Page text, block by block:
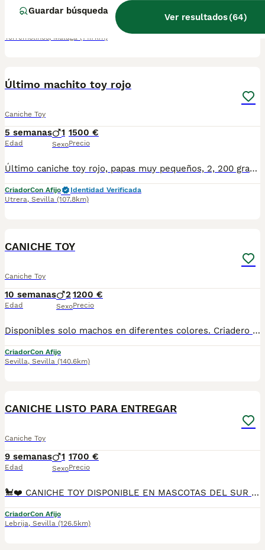
Guardar búsqueda
Ver resultados(64)
Torremolinos, Málaga (14.7km)
Último machito toy rojo
Caniche Toy
5 semanas
Edad
1
Sexo
1500 €
Precio
Último caniche toy rojo, papas muy pequeños, 2, 200 gramos. Se entregaría con 60 dias, vacunas acordes a la edad de entrega, desparacitaciones, cartilla y revisión veterinaria antes de la entrega del cachorro. Se puede venir a ver sin compromiso, sociabilizados y criados en ambiente familiar. 65 22 44 301
CriadorCon Afijo
Identidad Verificada
Utrera, Sevilla (107.8km)
CANICHE TOY
Caniche Toy
10 semanas
Edad
2
Sexo
1200 €
Precio
Disponibles solo machos en diferentes colores. Criadero particular especializado en la raza. Más información 673 011 600 Posibilidad de envio a la peninsula Pvp desde 1.200€ Excelente calidad, pelaje, tamaño toy.
CriadorCon Afijo
Sevilla, Sevilla (140.6km)
CANICHE LISTO PARA ENTREGAR
Caniche Toy
9 semanas
Edad
1
Sexo
1700 €
Precio
🐩❤️ CANICHE TOY DISPONIBLE EN MASCOTAS DEL SUR ❤️🐩 En Mascotas del Sur tenemos disponible un precioso Caniche Toy, criado con mucho cariño, dedicación y en un entorno familiar, donde recibe todos los cuidados necesarios para crecer sano, equilibrado y perfectamente socializado. Somos un criadero con Núcleo Zoológico autorizado, licencia de apertura y código de explotación, ofreciendo la tranquilidad de adquirir un cachorro criado de forma responsable y con todas las garantías. 📍 Ubicados en Sevilla 📞 611 723 226 📸 Instagram: @mimascotasdelsur057 Visita nuestro perfil para descubrir más fotos y vídeos reales de nuestros cachorros. Nuestro cachorro se entrega: ✅ Revisado por veterinario. ✅ Con microchip. ✅ Pasaporte y cartilla sanitaria. ✅ Vacunado y desparasitado. ✅ Contrato con garantías víricas y congénitas. 🚚 Realizamos envíos a toda España. (El coste del transporte no está incluido en el precio del cachorro). También ponemos a tu disposición: 🏡 Recogida en nuestras instalaciones. 📱 Videollamada para conocer al cachorro antes de realizar la reserva. 🔒 Posibilidad de reserva y pago contrareembolso. 💶 El precio publicado en el anuncio es el precio real. 🐾 Nuestros Caniches Toy crecen rodeados de cariño, juegos y una excelente socialización, favoreciendo un carácter equilibrado y una adaptación sencilla a su nuevo hogar. Solo atendemos a personas realmente interesadas en ofrecer un hogar responsable, lleno de amor, respeto y compromiso para toda la vida. #CanicheToy #Caniche #PoodleToy #Poodle #CanicheEspaña #PoodleEspaña #CachorroCaniche #PerrosDeCompañia #MascotasDelSur057 #MascotasDelSur #CachorrosSevilla #CriaderoAutorizado #NucleoZoologico #CachorrosConAmor #PerrosFelices #CachorrosEspaña #AmorAnimal
CriadorCon Afijo
Lebrija, Sevilla (126.5km)